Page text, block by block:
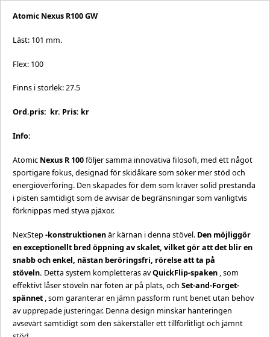
Atomic Nexus R100 GW
Läst: 101 mm.
Flex: 100
Finns i storlek: 27.5
Ord.pris: kr. Pris: kr
Info:
Atomic Nexus R 100följer samma innovativa filosofi, med ett något
sportigare fokus, designad för skidåkare som söker mer stöd och
energiöverföring. Den skapades för dem som kräver solid prestanda
i pisten samtidigt som de avvisar de begränsningar som vanligtvis
förknippas med styva pjäxor.
NexStep -konstruktionenär kärnan i denna stövel. Den möjliggör
en exceptionellt bred öppning av skalet, vilket gör att det blir en
snabb och enkel, nästan beröringsfri, rörelse att ta på
stöveln. Detta system kompletteras avQuickFlip-spaken , som
effektivt låser stöveln när foten är på plats, och Set-and-Forget-
spännet , som garanterar en jämn passform runt benet utan behov
av upprepade justeringar. Denna design minskar hanteringen
avsevärt samtidigt som den säkerställer ett tillförlitligt och jämnt